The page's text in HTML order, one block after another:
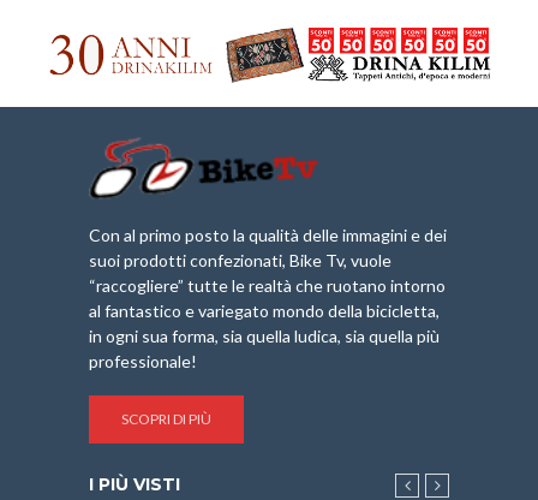
Con al primo posto la qualità delle immagini e dei
suoi prodotti confezionati, Bike Tv, vuole
“raccogliere” tutte le realtà che ruotano intorno
al fantastico e variegato mondo della bicicletta,
in ogni sua forma, sia quella ludica, sia quella più
professionale!
SCOPRI DI PIÙ
I PIÙ VISTI